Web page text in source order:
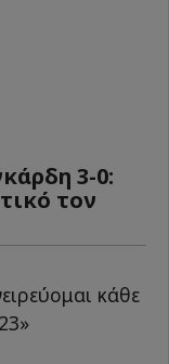
3-0:
τον